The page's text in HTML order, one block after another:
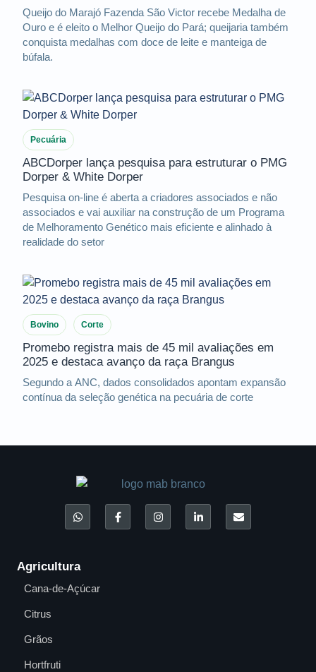
Queijo do Marajó Fazenda São Victor recebe Medalha de
Ouro e é eleito o Melhor Queijo do Pará; queijaria também
conquista medalhas com doce de leite e manteiga de
búfala.
Pecuária
ABCDorper lança pesquisa para estruturar o PMG
Dorper & White Dorper
Pesquisa on-line é aberta a criadores associados e não
associados e vai auxiliar na construção de um Programa
de Melhoramento Genético mais eficiente e alinhado à
realidade do setor
Bovino Corte
Promebo registra mais de 45 mil avaliações em
2025 e destaca avanço da raça Brangus
Segundo a ANC, dados consolidados apontam expansão
contínua da seleção genética na pecuária de corte
Agricultura
Cana-de-Açúcar
Citrus
Grãos
Hortfruti